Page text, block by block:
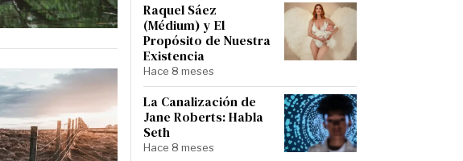
Raquel Sáez
(Médium) y El
Propósito de Nuestra
Existencia
Hace 8 meses
La Canalización de
Jane Roberts: Habla
Seth
Hace 8 meses